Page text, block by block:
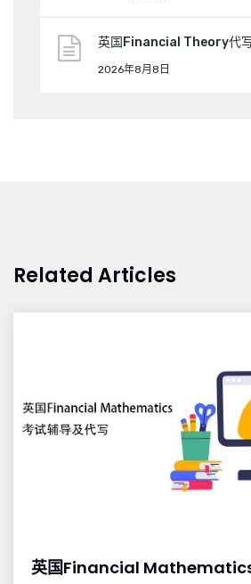
英国Financial Theory代
2026年8月8日
Related Articles
英国Financial Mathematics